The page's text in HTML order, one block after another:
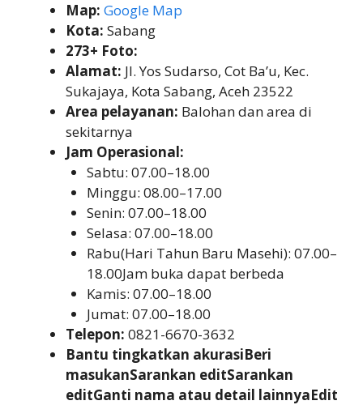
Map: Google Map
Kota: Sabang
273+ Foto:
Alamat: Jl. Yos Sudarso, Cot Ba’u, Kec.
Sukajaya, Kota Sabang, Aceh 23522
Area pelayanan: Balohan dan area di
sekitarnya
Jam Operasional:
Sabtu: 07.00–18.00
Minggu: 08.00–17.00
Senin: 07.00–18.00
Selasa: 07.00–18.00
Rabu(Hari Tahun Baru Masehi): 07.00–
18.00Jam buka dapat berbeda
Kamis: 07.00–18.00
Jumat: 07.00–18.00
Telepon: 0821-6670-3632
Bantu tingkatkan akurasiBeri
masukanSarankan editSarankan
editGanti nama atau detail lainnyaEdit